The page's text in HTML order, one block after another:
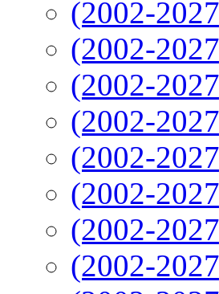
(2002-
(2002-
(2002-
(2002-
(2002-
(2002-
(2002-
(2002-